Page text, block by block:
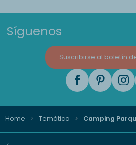
Síguenos
Suscribirse al boletín
Home Temática Camping